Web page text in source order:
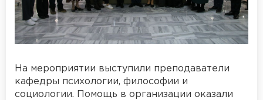
На мероприятии выступили преподаватели
кафедры психологии, философии и
социологии. Помощь в организации оказали